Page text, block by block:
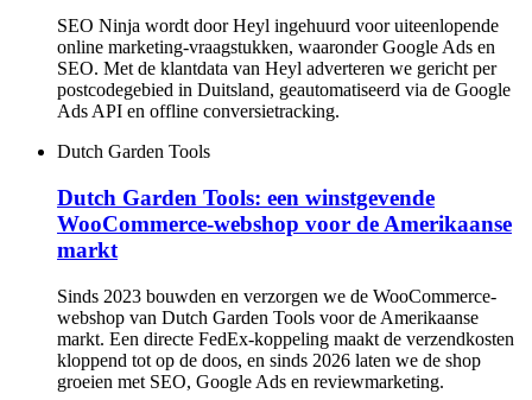
SEO Ninja wordt door Heyl ingehuurd voor uiteenlopende
online marketing-vraagstukken, waaronder Google Ads en
SEO. Met de klantdata van Heyl adverteren we gericht per
postcodegebied in Duitsland, geautomatiseerd via de Google
Ads API en offline conversietracking.
Dutch Garden Tools
Dutch Garden Tools: een winstgevende
WooCommerce-webshop voor de Amerikaanse
markt
Sinds 2023 bouwden en verzorgen we de WooCommerce-
webshop van Dutch Garden Tools voor de Amerikaanse
markt. Een directe FedEx-koppeling maakt de verzendkosten
kloppend tot op de doos, en sinds 2026 laten we de shop
groeien met SEO, Google Ads en reviewmarketing.